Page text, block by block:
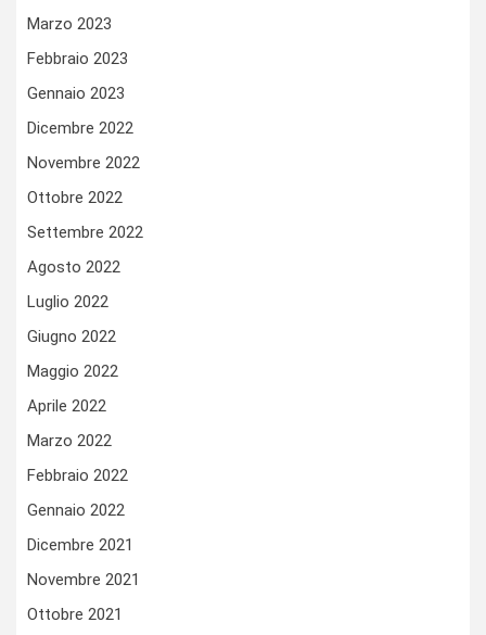
Marzo 2023
Febbraio 2023
Gennaio 2023
Dicembre 2022
Novembre 2022
Ottobre 2022
Settembre 2022
Agosto 2022
Luglio 2022
Giugno 2022
Maggio 2022
Aprile 2022
Marzo 2022
Febbraio 2022
Gennaio 2022
Dicembre 2021
Novembre 2021
Ottobre 2021